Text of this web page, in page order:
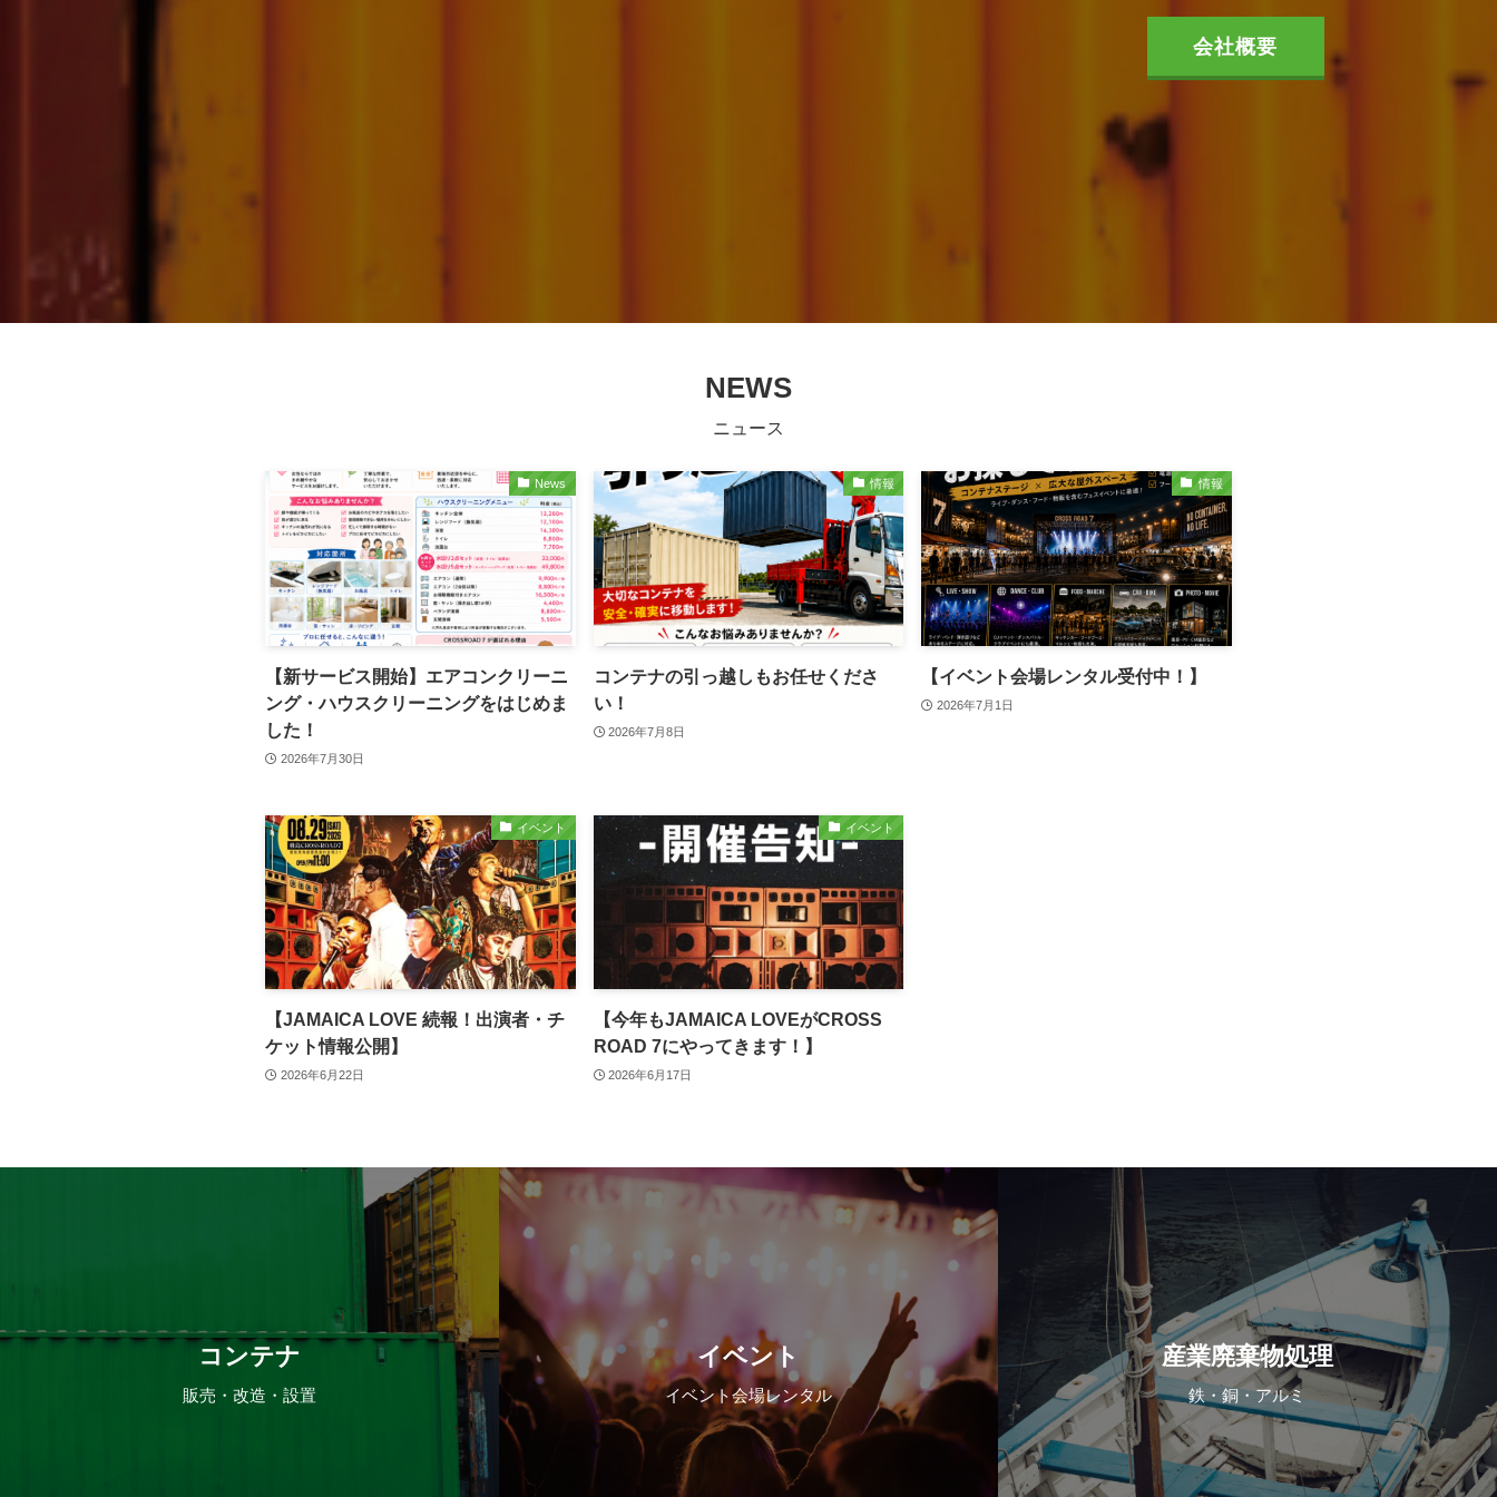
会社概要
NEWS
ニュース
News
【新サービス開始】エアコンクリーニ
ング・ハウスクリーニングをはじめま
した！
2026年7月30日
情報
コンテナの引っ越しもお任せくださ
い！
2026年7月8日
情報
【イベント会場レンタル受付中！】
2026年7月1日
イベント
【JAMAICA LOVE 続報！出演者・チ
ケット情報公開】
2026年6月22日
イベント
【今年もJAMAICA LOVEがCROSS
ROAD 7にやってきます！】
2026年6月17日
コンテナ
販売・改造・設置
イベント
イベント会場レンタル
産業廃棄物処理
鉄・銅・アルミ